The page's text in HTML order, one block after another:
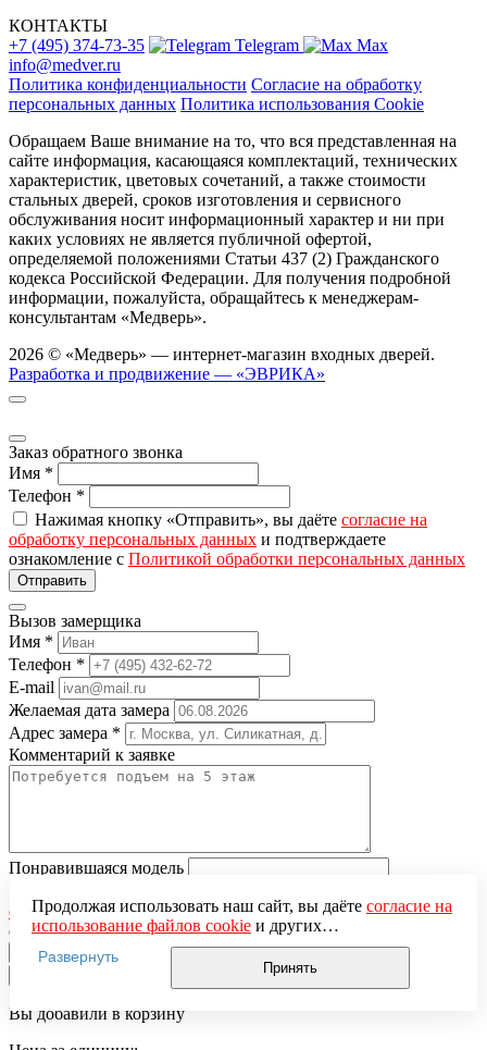
КОНТАКТЫ
+7 (495) 374-73-35
Telegram
Max
info@medver.ru
Политика конфиденциальности Согласие на обработку
персональных данных Политика использования Cookie
Обращаем Ваше внимание на то, что вся представленная на
сайте информация, касающаяся комплектаций, технических
характеристик, цветовых сочетаний, а также стоимости
стальных дверей, сроков изготовления и сервисного
обслуживания носит информационный характер и ни при
каких условиях не является публичной офертой,
определяемой положениями Статьи 437 (2) Гражданского
кодекса Российской Федерации. Для получения подробной
информации, пожалуйста, обращайтесь к менеджерам-
консультантам «Медверь».
2026 © «Медверь» — интернет-магазин входных дверей.
Разработка и продвижение — «ЭВРИКА»
Заказ обратного звонка
Имя *
Телефон *
Нажимая кнопку «Отправить», вы даёте согласие на
обработку персональных данных и подтверждаете
ознакомление с Политикой обработки персональных данных
Вызов замерщика
Имя *
Телефон *
E-mail
Желаемая дата замера
Адрес замера *
Комментарий к заявке
Понравившаяся модель
обработку персональных данных и подтверждаете
ознакомление сПолитикой обработки персональных данных
Продолжая использовать наш сайт, вы даёте согласие на
использование файлов cookieи других
пользовательских данных (включая IP-адрес, сведения о
местоположении, устройстве, действиях на сайте и т. п.)
для функционирования сайта, проведения
использования систем аналитики (например,
Развернуть
Принять
Вы добавили в корзину